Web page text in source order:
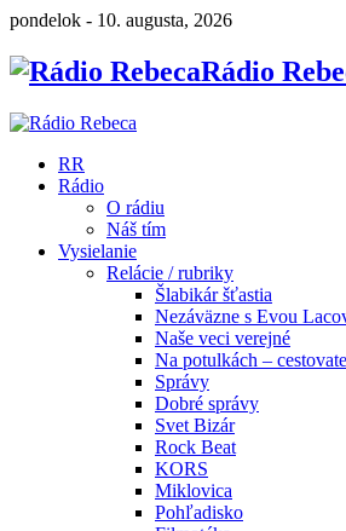
pondelok - 10. augusta, 2026
Rádio
RR
Rádio
O rádiu
Náš tím
Vysielanie
Relácie / rubriky
Šlabikár šťastia
Nezáväzne s Evou
Naše veci verejné
Na potulkách –
Správy
Dobré správy
Svet Bizár
Rock Beat
KORS
Miklovica
Pohľadisko